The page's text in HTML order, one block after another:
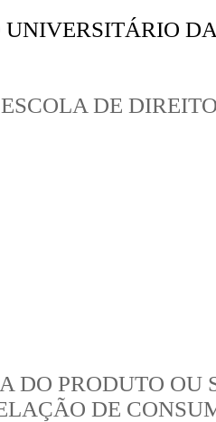
UNIVERSITÁRIO
ESCOLA DE
DO PRODUTO OU
DE